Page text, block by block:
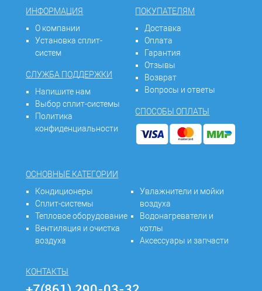
ИНФОРМАЦИЯ
О компании
Установка сплит-
систем
СЛУЖБА ПОДДЕРЖКИ
Напишите нам
Выбор сплит-системы
Политика
конфиденциальности
ПОКУПАТЕЛЯМ
Доставка
Оплата
Гарантия
Отзывы
Возврат
Вопросы и ответы
СПОСОБЫ ОПЛАТЫ
ОСНОВНЫЕ КАТЕГОРИИ
Кондиционеры
Сплит-системы
Тепловое оборудование
Вентиляция и очистка
воздуха
Увлажнители и мойки
воздуха
Водонагреватели и
котлы
Аксессуары и запчасти
КОНТАКТЫ